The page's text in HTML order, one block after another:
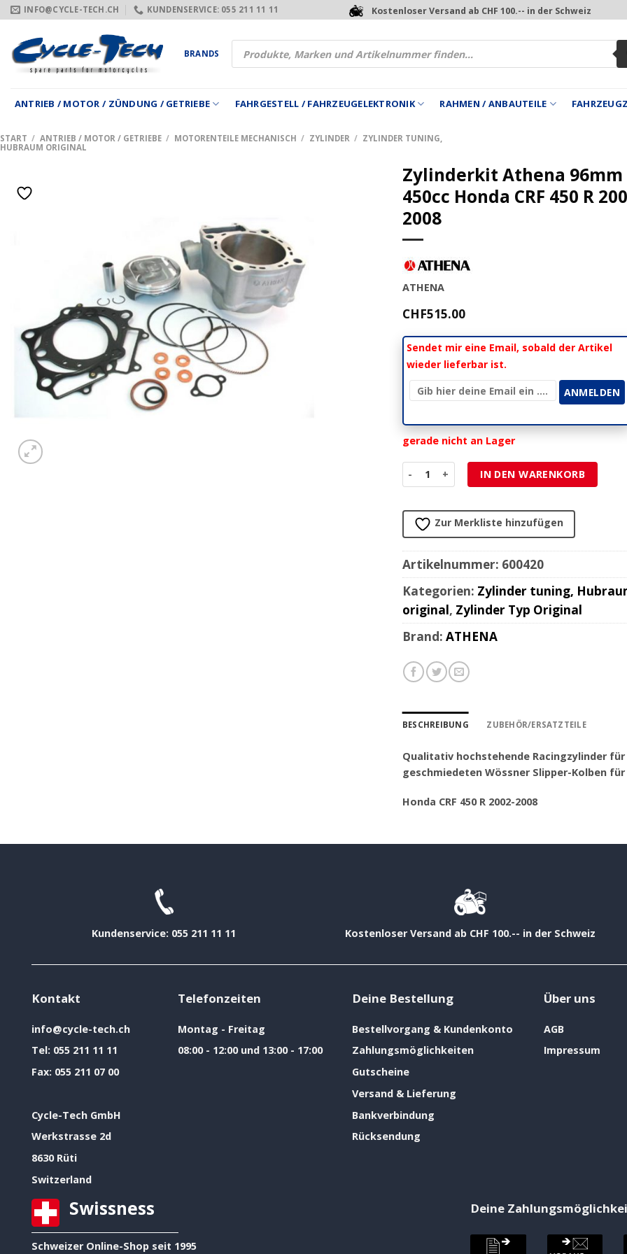
Zum
Inhalt
springen
INFO@CYCLE-TECH.CH KUNDENSERVICE: 055 211 11 11 Kostenloser Versand ab CHF 100.-- in der Schweiz
BRANDS
Products
search
ANTRIEB / MOTOR / ZÜNDUNG / GETRIEBE FAHRGESTELL / FAHRZEUGELEKTRONIK RAHMEN / ANBAUTEILE
START / ANTRIEB / MOTOR / GETRIEBE / MOTORENTEILE MECHANISCH / ZYLINDER / ZYLINDER TUNING,
HUBRAUM ORIGINAL
Zylinderkit Athena 96mm
450cc Honda CRF 450 R
2008
ATHENA
CHF515.00
Sendet mir eine Email, sobald der Artikel
wieder lieferbar ist.
gerade nicht an Lager
Zylinderkit Athena 96mm 450cc Honda CRF 450 R
IN DEN WARENKORB
Zur Merkliste hinzufügen
Artikelnummer: 600420
Kategorien: Zylinder tuning,
original, Zylinder Typ Original
Brand: ATHENA
BESCHREIBUNG ZUBEHÖR/ERSATZTEILE
Qualitativ hochstehende Racingzylinder
geschmiedeten Wössner Slipper-Kolben
Honda CRF 450 R 2002-2008
Kundenservice: 055 211 11 11 Kostenloser Versand ab CHF 100.-- in der Schweiz
Kontakt
info@cycle-tech.ch
Tel: 055 211 11 11
Fax: 055 211 07 00
Cycle-Tech GmbH
Werkstrasse 2d
8630 Rüti
Switzerland
Telefonzeiten
Montag - Freitag
08:00 - 12:00 und 13:00 - 17:00
Deine Bestellung
Bestellvorgang & Kundenkonto
Zahlungsmöglichkeiten
Gutscheine
Versand & Lieferung
Bankverbindung
Rücksendung
Über uns
AGB
Impressum
Swissness
Schweizer Online-Shop seit 1995
Deine